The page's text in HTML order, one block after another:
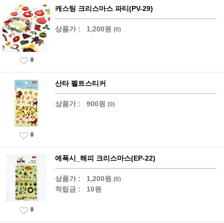
캐스팅 크리스마스 파티(PV-29)
상품가 : 1,200원 (0)
0
산타 펠트스티커
상품가 : 900원 (0)
0
에폭시_해피 크리스마스(EP-22)
상품가 : 1,200원 (0)
적립금 : 10원
0